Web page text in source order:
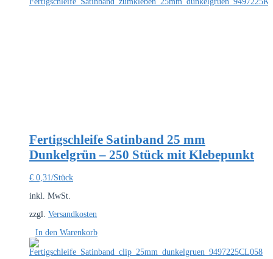
Fertigschleife Satinband 25 mm
Dunkelgrün – 250 Stück mit Klebepunkt
€ 0,31/Stück
inkl. MwSt.
zzgl. Versandkosten
In den Warenkorb